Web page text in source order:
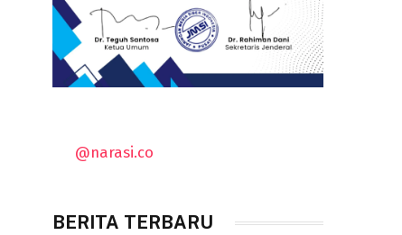
@narasi.co
BERITA TERBARU